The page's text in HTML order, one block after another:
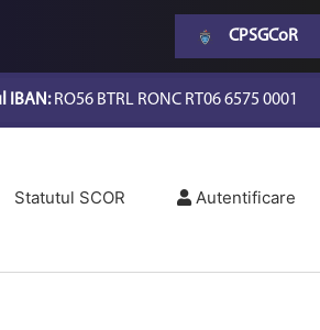
CPSGCoR
IBAN:RO56 BTRL RONC RT06 6575 0001
Statutul SCOR Autentificare